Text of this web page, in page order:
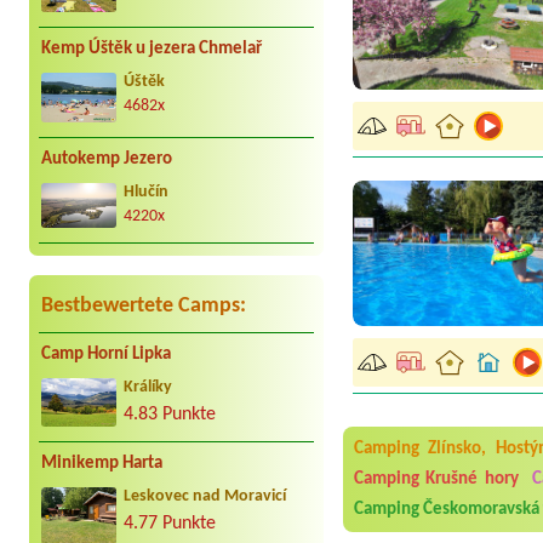
Kemp Úštěk u jezera Chmelař
Úštěk
4682x
Autokemp Jezero
Hlučín
4220x
Bestbewertete Camps:
Camp Horní Lipka
Králíky
4.83 Punkte
Minikemp Harta
Leskovec nad Moravicí
4.77 Punkte
Camping Zlínsko,
Camping Krušné hory
Camping
Aneta Melicharová***
utěrky, což při množství
velice zklamalo byl
Jana*****
Chtěli jsme být týden,byli